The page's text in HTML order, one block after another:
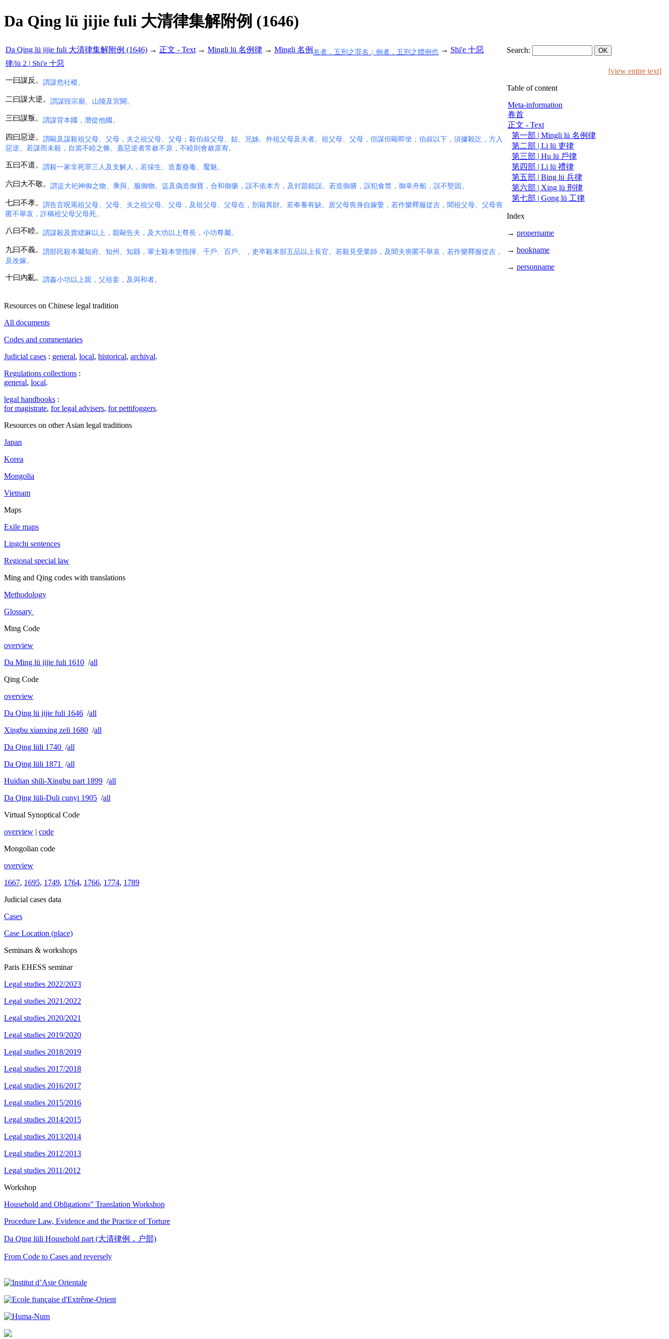
Da Qing lü jijie fuli 大清律集解附例 (1646)
Da Qing lü jijie fuli 大清律集解附例 (1646) → 正文 - Text → Mingli lü 名例律 → Mingli 名例 名者，五刑之罪名；例者，五刑之體例也 → Shi'e 十惡 Search:
律/lü 2 | Shi'e 十惡
一曰謀反。 謂謀危社稷。
二曰謀大逆。 謂謀毀宗廟、山陵及宮闕。
三曰謀叛。 謂謀背本國，潛從他國。
四曰惡逆。 謂毆及謀殺祖父母、父母，夫之祖父母、父母；殺伯叔父母、姑、兄姊、外祖父母及夫者。祖父母、父母，但謀但毆即坐；伯叔以下，須據殺訖，方入
惡逆。若謀而未殺，自當不睦之條。蓋惡逆者常赦不原，不睦則會赦原宥。
五曰不道。 謂殺一家非死罪三人及支解人，若採生、造畜蠱毒、魘魅。
六曰大不敬。 謂盜大祀神御之物、乘與、服御物。盜及偽造御寶，合和御藥，誤不依本方，及封題錯誤。若造御膳，誤犯食禁，御幸舟船，誤不堅固。
七曰不孝。 謂告言呪罵祖父母、父母、夫之祖父母、父母，及祖父母、父母在，別籍異財。若奉養有缺。居父母喪身自嫁娶，若作樂釋服從吉，聞祖父母、父母喪
匿不舉哀，詐稱祖父母父母死。
八曰不睦。 謂謀殺及賣緦麻以上，親毆告夫，及大功以上尊長，小功尊屬。
九曰不義。 謂部民殺本屬知府、知州、知縣，軍士殺本管指揮、千戶、百戶、，吏卒殺本部五品以上長官。若殺見受業師，及聞夫喪匿不舉哀，若作樂釋服從吉，
及改嫁。
十曰內亂。 謂姦小功以上親，父祖妾，及與和者。
[view entire text]
Table of content
Meta-information
卷首
正文 - Text
第一部 | Mingli lü 名例律
第二部 | Li lü 吏律
第三部 | Hu lü 戶律
第四部 | Li lü 禮律
第五部 | Bing lü 兵律
第六部 | Xing lü 刑律
第七部 | Gong lü 工律
Index
→ propername
→ bookname
→ personname
Resources on Chinese legal tradition
All documents
Codes and commentaries
Judicial cases : general, local, historical, archival.
Regulations collections :
general, local.
legal handbooks :
for magistrate, for legal advisers, for pettifoggers.
Resources on other Asian legal traditions
Japan
Korea
Mongolia
Vietnam
Maps
Exile maps
Lingchi sentences
Regional special law
Ming and Qing codes with translations
Methodology
Glossary
Ming Code
overview
Da Ming lü jijie fuli 1610 /all
Qing Code
overview
Da Qing lü jijie fuli 1646 /all
Xingbu xianxing zeli 1680 /all
Da Qing lüli 1740 /all
Da Qing lüli 1871
/all
Huidian shili-Xingbu part 1899 /all
Da Qing lüli-Duli cunyi 1905 /all
Virtual Synoptical Code
overview | code
Mongolian code
overview
1667, 1695, 1749, 1764, 1766, 1774, 1789
Judicial cases data
Cases
Case Location (place)
Seminars & workshops
Paris EHESS seminar
Legal studies 2022/2023
Legal studies 2021/2022
Legal studies 2020/2021
Legal studies 2019/2020
Legal studies 2018/2019
Legal studies 2017/2018
Legal studies 2016/2017
Legal studies 2015/2016
Legal studies 2014/2015
Legal studies 2013/2014
Legal studies 2012/2013
Legal studies 2011/2012
Workshop
Household and Obligations” Translation Workshop
Procedure Law, Evidence and the Practice of Torture
Da Qing lüli Household part (大清律例，户部)
From Code to Cases and reversely